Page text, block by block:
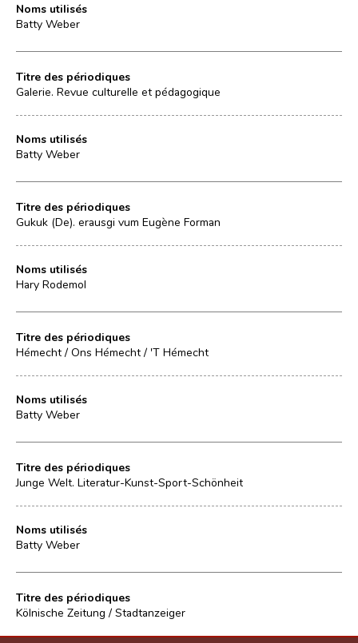
Noms utilisés
Batty Weber
Titre des périodiques
Galerie. Revue culturelle et pédagogique
Noms utilisés
Batty Weber
Titre des périodiques
Gukuk (De). erausgi vum Eugène Forman
Noms utilisés
Hary Rodemol
Titre des périodiques
Hémecht / Ons Hémecht / 'T Hémecht
Noms utilisés
Batty Weber
Titre des périodiques
Junge Welt. Literatur-Kunst-Sport-Schönheit
Noms utilisés
Batty Weber
Titre des périodiques
Kölnische Zeitung / Stadtanzeiger